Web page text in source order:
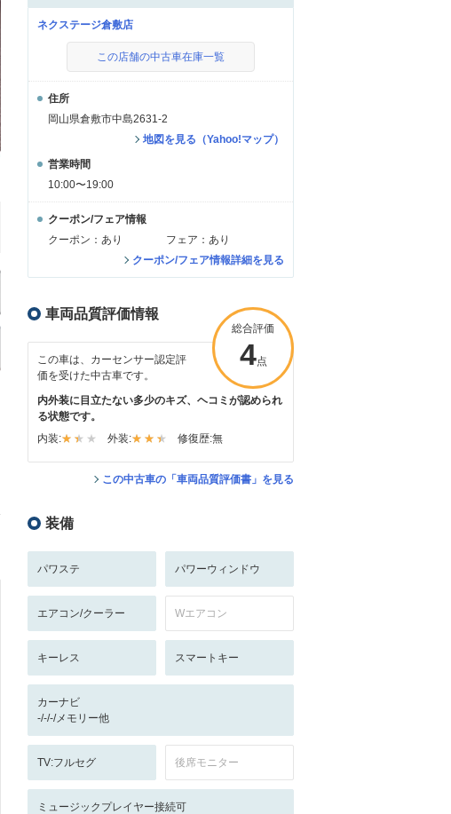
ネクステージ倉敷店
この店舗の中古車在庫一覧
住所
岡山県倉敷市中島2631-2
地図を見る（Yahoo!マップ）
営業時間
10:00〜19:00
クーポン/フェア情報
クーポン：あり
フェア：あり
クーポン/フェア情報詳細を見る
車両品質評価情報
総合評価
4点
この車は、カーセンサー認定評
価を受けた中古車です。
内外装に目立たない多少のキズ、ヘコミが認められ
る状態です。
内装:
外装: 修復歴:無
この中古車の「車両品質評価書」を見る
装備
パワステ パワーウィンドウ
エアコン/クーラー Wエアコン
キーレス スマートキー
カーナビ
-/-/-/メモリー他
TV:フルセグ 後席モニター
ミュージックプレイヤー接続可